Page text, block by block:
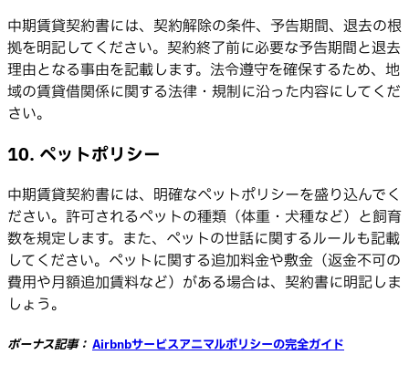
中期賃貸契約書には、契約解除の条件、予告期間、退去の根
拠を明記してください。契約終了前に必要な予告期間と退去
理由となる事由を記載します。法令遵守を確保するため、地
域の賃貸借関係に関する法律・規制に沿った内容にしてくだ
さい。
10. ペットポリシー
中期賃貸契約書には、明確なペットポリシーを盛り込んでく
ださい。許可されるペットの種類（体重・犬種など）と飼育
数を規定します。また、ペットの世話に関するルールも記載
してください。ペットに関する追加料金や敷金（返金不可の
費用や月額追加賃料など）がある場合は、契約書に明記しま
しょう。
ボーナス記事： Airbnbサービスアニマルポリシーの完全ガイド